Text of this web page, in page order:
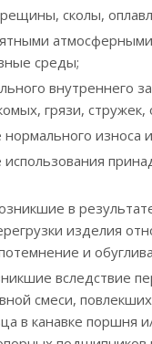
сколы,
среды;
внутреннего
грязи, стружек,
износа
в
изделия
и
вследствие
смеси,
в канавке